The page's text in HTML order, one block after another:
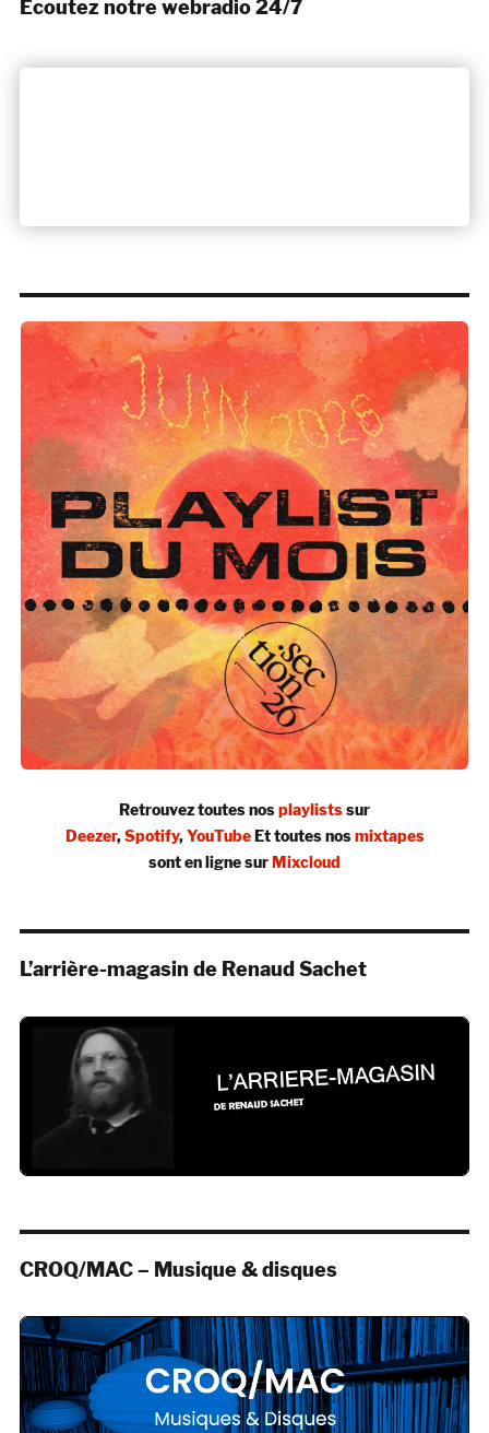
Ecoutez notre webradio 24/7
Retrouvez toutes nosplaylistssur
Deezer,Spotify,YouTubeEt toutes nosmixtapes
sont en ligne surMixcloud
L’arrière-magasin de Renaud Sachet
CROQ/MAC – Musique & disques